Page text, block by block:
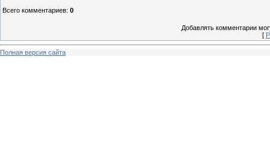
Всего комментариев: 0
Добавлять комментарии
[
Полная версия сайта